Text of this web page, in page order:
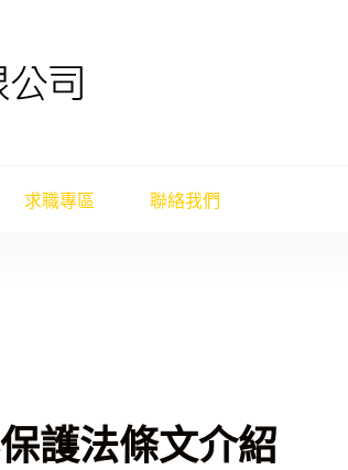
求職專區 聯絡我們
護法條文介紹